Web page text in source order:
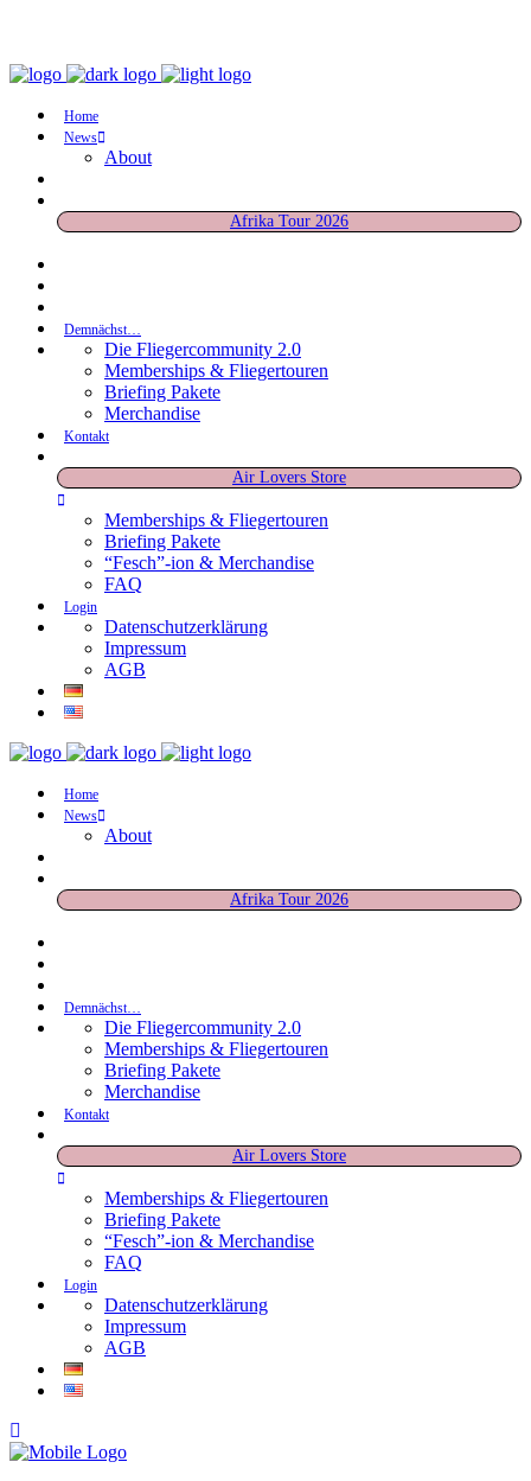
Home
News
About
Afrika Tour 2026
Demnächst…
Die Fliegercommunity 2.0
Memberships & Fliegertouren
Briefing Pakete
Merchandise
Kontakt
Air Lovers Store
Memberships & Fliegertouren
Briefing Pakete
“Fesch”-ion & Merchandise
FAQ
Login
Datenschutzerklärung
Impressum
AGB
Home
News
About
Afrika Tour 2026
Demnächst…
Die Fliegercommunity 2.0
Memberships & Fliegertouren
Briefing Pakete
Merchandise
Kontakt
Air Lovers Store
Memberships & Fliegertouren
Briefing Pakete
“Fesch”-ion & Merchandise
FAQ
Login
Datenschutzerklärung
Impressum
AGB